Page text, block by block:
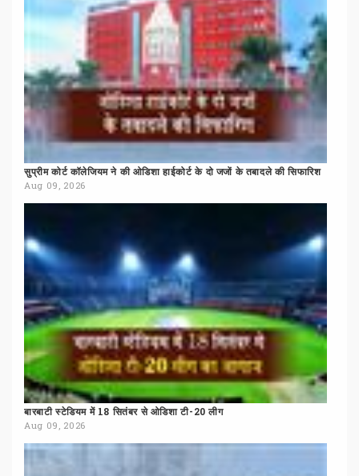
सुप्रीम कोर्ट कॉलेजियम ने की ओडिशा हाईकोर्ट के दो जजों के तबादले की सिफारिश
Aug 09, 2026
बारबाटी स्टेडियम में 18 सितंबर से ओडिशा टी-20 लीग
Aug 09, 2026